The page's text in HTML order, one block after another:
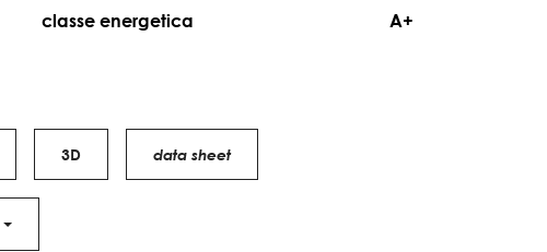
classe energetica A+
3D data sheet